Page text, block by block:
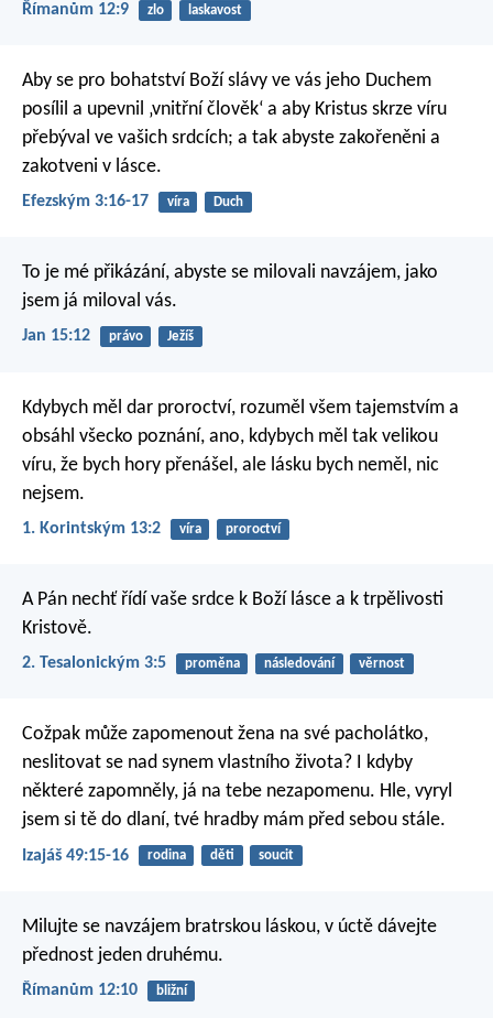
Římanům 12:9 zlo laskavost
Aby se pro bohatství Boží slávy ve vás jeho Duchem
posílil a upevnil ‚vnitřní člověk‘ a aby Kristus skrze víru
přebýval ve vašich srdcích; a tak abyste zakořeněni a
zakotveni v lásce.
Efezským 3:16-17 víra Duch
To je mé přikázání, abyste se milovali navzájem, jako
jsem já miloval vás.
Jan 15:12 právo Ježíš
Kdybych měl dar proroctví, rozuměl všem tajemstvím a
obsáhl všecko poznání, ano, kdybych měl tak velikou
víru, že bych hory přenášel, ale lásku bych neměl, nic
nejsem.
1. Korintským 13:2 víra proroctví
A Pán nechť řídí vaše srdce k Boží lásce a k trpělivosti
Kristově.
2. Tesalonickým 3:5 proměna následování věrnost
Cožpak může zapomenout žena na své pacholátko,
neslitovat se nad synem vlastního života? I kdyby
některé zapomněly, já na tebe nezapomenu. Hle, vyryl
jsem si tě do dlaní, tvé hradby mám před sebou stále.
Izajáš 49:15-16 rodina děti soucit
Milujte se navzájem bratrskou láskou, v úctě dávejte
přednost jeden druhému.
Římanům 12:10 bližní